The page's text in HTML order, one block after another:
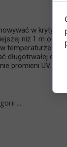
...
w krytych
niż 1 m od
temperaturze do
długotrwałej
promieni UV.